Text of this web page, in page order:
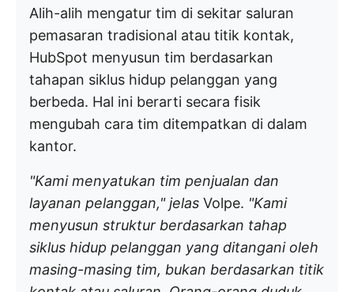
Alih-alih mengatur tim di sekitar saluran
pemasaran tradisional atau titik kontak,
HubSpot menyusun tim berdasarkan
tahapan siklus hidup pelanggan yang
berbeda. Hal ini berarti secara fisik
mengubah cara tim ditempatkan di dalam
kantor.
"Kami menyatukan tim penjualan dan
layanan pelanggan," jelas Volpe. "Kami
menyusun struktur berdasarkan tahap
siklus hidup pelanggan yang ditangani oleh
masing-masing tim, bukan berdasarkan titik